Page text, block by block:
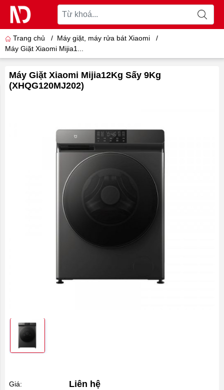
Trang chủ / Máy giặt, máy rửa bát Xiaomi
/
Máy Giặt Xiaomi Mijia1...
Máy Giặt Xiaomi Mijia12Kg Sấy 9Kg
(XHQG120MJ202)
Giá: Liên hệ